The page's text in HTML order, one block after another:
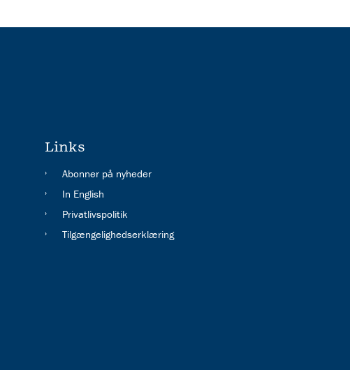
Links
Abonner på nyheder
In English
Privatlivspolitik
Tilgængelighedserklæring